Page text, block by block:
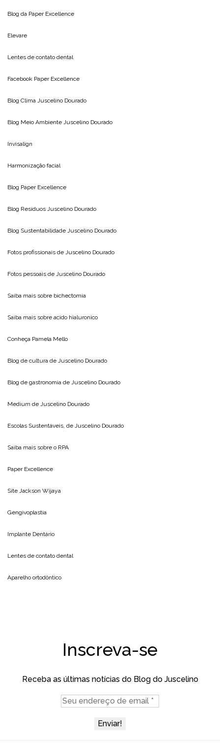
Blog da Paper Excellence
Elevare
Lentes de contato dental
Facebook Paper Excellence
Blog Clima Juscelino Dourado
Blog Meio Ambiente Juscelino Dourado
Invisalign
Harmonização facial
Blog Paper Excellence
Blog Resíduos Juscelino Dourado
Blog Sustentabilidade Juscelino Dourado
Fotos profissionais de Juscelino Dourado
Fotos pessoais de Juscelino Dourado
Saiba mais sobre bichectomia
Saiba mais sobre acido hialuronico
Conheça Pamela Mello
Blog de cultura de Juscelino Dourado
Blog de gastronomia de Juscelino Dourado
Medium de Juscelino Dourado
Escolas Sustentáveis, de Juscelino Dourado
Saiba mais sobre o RPA
Paper Excellence
Site Jackson Wijaya
Gengivoplastia
Implante Dentário
Lentes de contato dental
Aparelho ortodôntico
Inscreva-se
Receba as últimas notícias do Blog do Juscelino